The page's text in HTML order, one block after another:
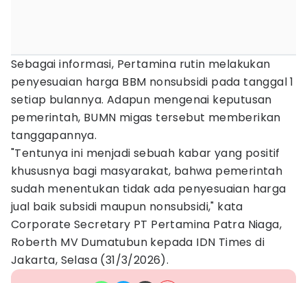
Sebagai informasi, Pertamina rutin melakukan
penyesuaian harga BBM nonsubsidi pada tanggal 1
setiap bulannya. Adapun mengenai keputusan
pemerintah, BUMN migas tersebut memberikan
tanggapannya.
"Tentunya ini menjadi sebuah kabar yang positif
khususnya bagi masyarakat, bahwa pemerintah
sudah menentukan tidak ada penyesuaian harga
jual baik subsidi maupun nonsubsidi," kata
Corporate Secretary PT Pertamina Patra Niaga,
Roberth MV Dumatubun kepada IDN Times di
Jakarta, Selasa (31/3/2026).